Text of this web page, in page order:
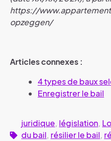
https://
opzeggen/
Articles connexes :
4 types de baux
Enregistrer le bail
juridique, législation,
du bail, résilier le bail,